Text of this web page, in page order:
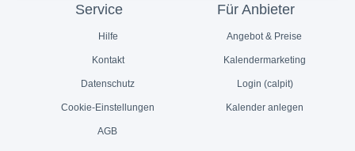
Service
Hilfe
Kontakt
Datenschutz
Cookie-Einstellungen
AGB
Für Anbieter
Angebot & Preise
Kalendermarketing
Login (calpit)
Kalender anlegen